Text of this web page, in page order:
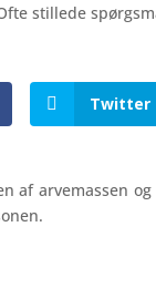
stillede
Twitter
af arvemassen